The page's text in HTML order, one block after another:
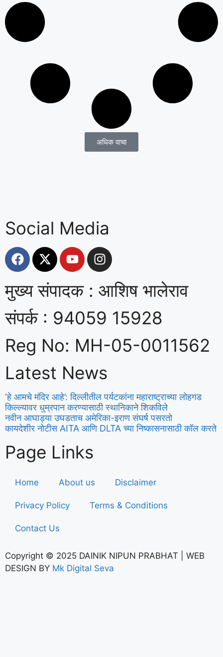
अधिक वाचा
Social Media
मुख्य संपादक : आशिष भालेराव
संपर्क : 94059 15928
Reg No: MH-05-0011562
Latest News
‘हे आमचे मंदिर आहे’: दिल्लीतील पर्यटकांना महाराष्ट्राच्या लोहगड
किल्ल्यावर धुम्रपान करण्यासाठी स्थानिकाने शिकविले
नवीन आघाड्या उघडताच अमेरिका-इराण संघर्ष पसरतो
कायदेशीर नोटीस AITA आणि DLTA च्या निष्कासनासाठी कॉल करते
Page Links
Home About us Disclaimer
Privacy Policy Terms & Conditions
Contact Us
Copyright © 2025 DAINIK NIPUN PRABHAT | WEB
DESIGN BY Mk Digital Seva